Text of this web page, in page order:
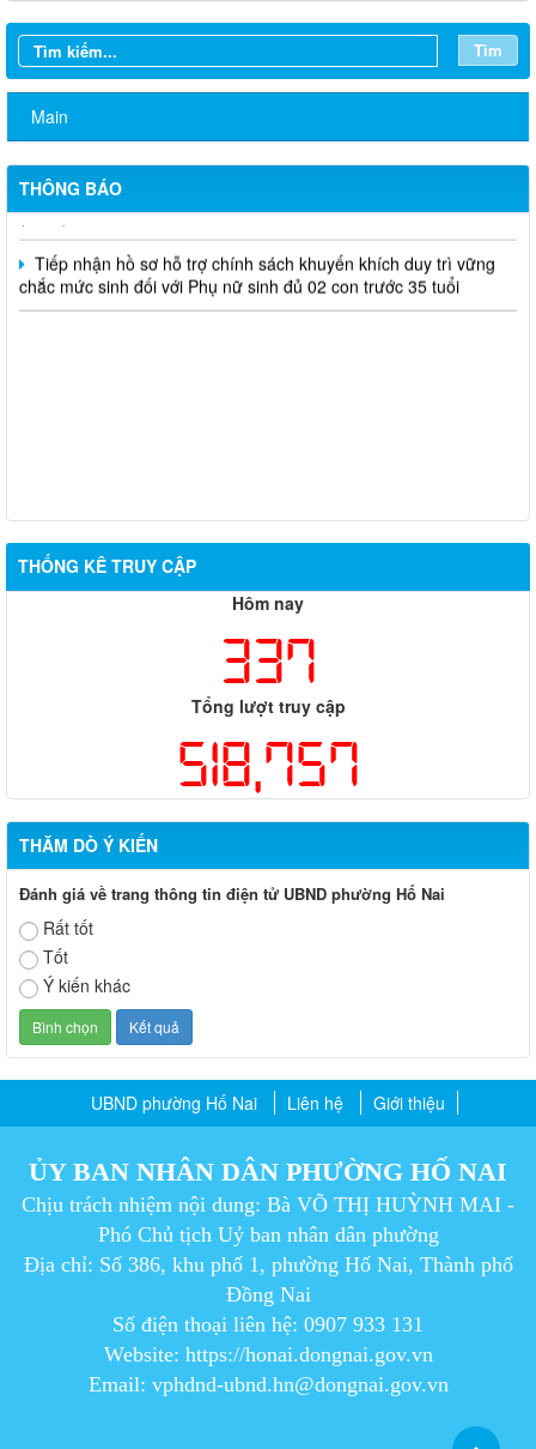
Tìm
Main
THÔNG BÁO
Thông báo rà soát việc cấp Giấy chứng nhận quyền sử dụng
đất đối với các trường học, cơ sở giáo dục công lập trên địa bàn
phường
Khám sức khỏe sàng lọc cho trẻ từ 0 đến 6 tuổi
Công khai điều chỉnh chỉ tiêu kế hoạch đầu tư công năm 2026
(lần 7)
Tiếp nhận hồ sơ hỗ trợ chính sách khuyến khích duy trì vững
chắc mức sinh đối với Phụ nữ sinh đủ 02 con trước 35 tuổi
THỐNG KÊ TRUY CẬP
Hôm nay
337
Tổng lượt truy cập
518,757
THĂM DÒ Ý KIẾN
Đánh giá về trang thông tin điện tử UBND phường Hố Nai
Rất tốt
Tốt
Ý kiến khác
UBND phường Hố Nai Liên hệ Giới thiệu
ỦY BAN NHÂN DÂN PHƯỜNG HỐ NAI
Chịu trách nhiệm nội dung: Bà VÕ THỊ HUỲNH MAI -
Phó Chủ tịch Uỷ ban nhân dân phường
Địa chỉ: Số 386, khu phố 1, phường Hố Nai, Thành phố
Đồng Nai
Số điện thoại liên hệ: 0907 933 131
Website: https://honai.dongnai.gov.vn
Email: vphdnd-ubnd.hn@dongnai.gov.vn​